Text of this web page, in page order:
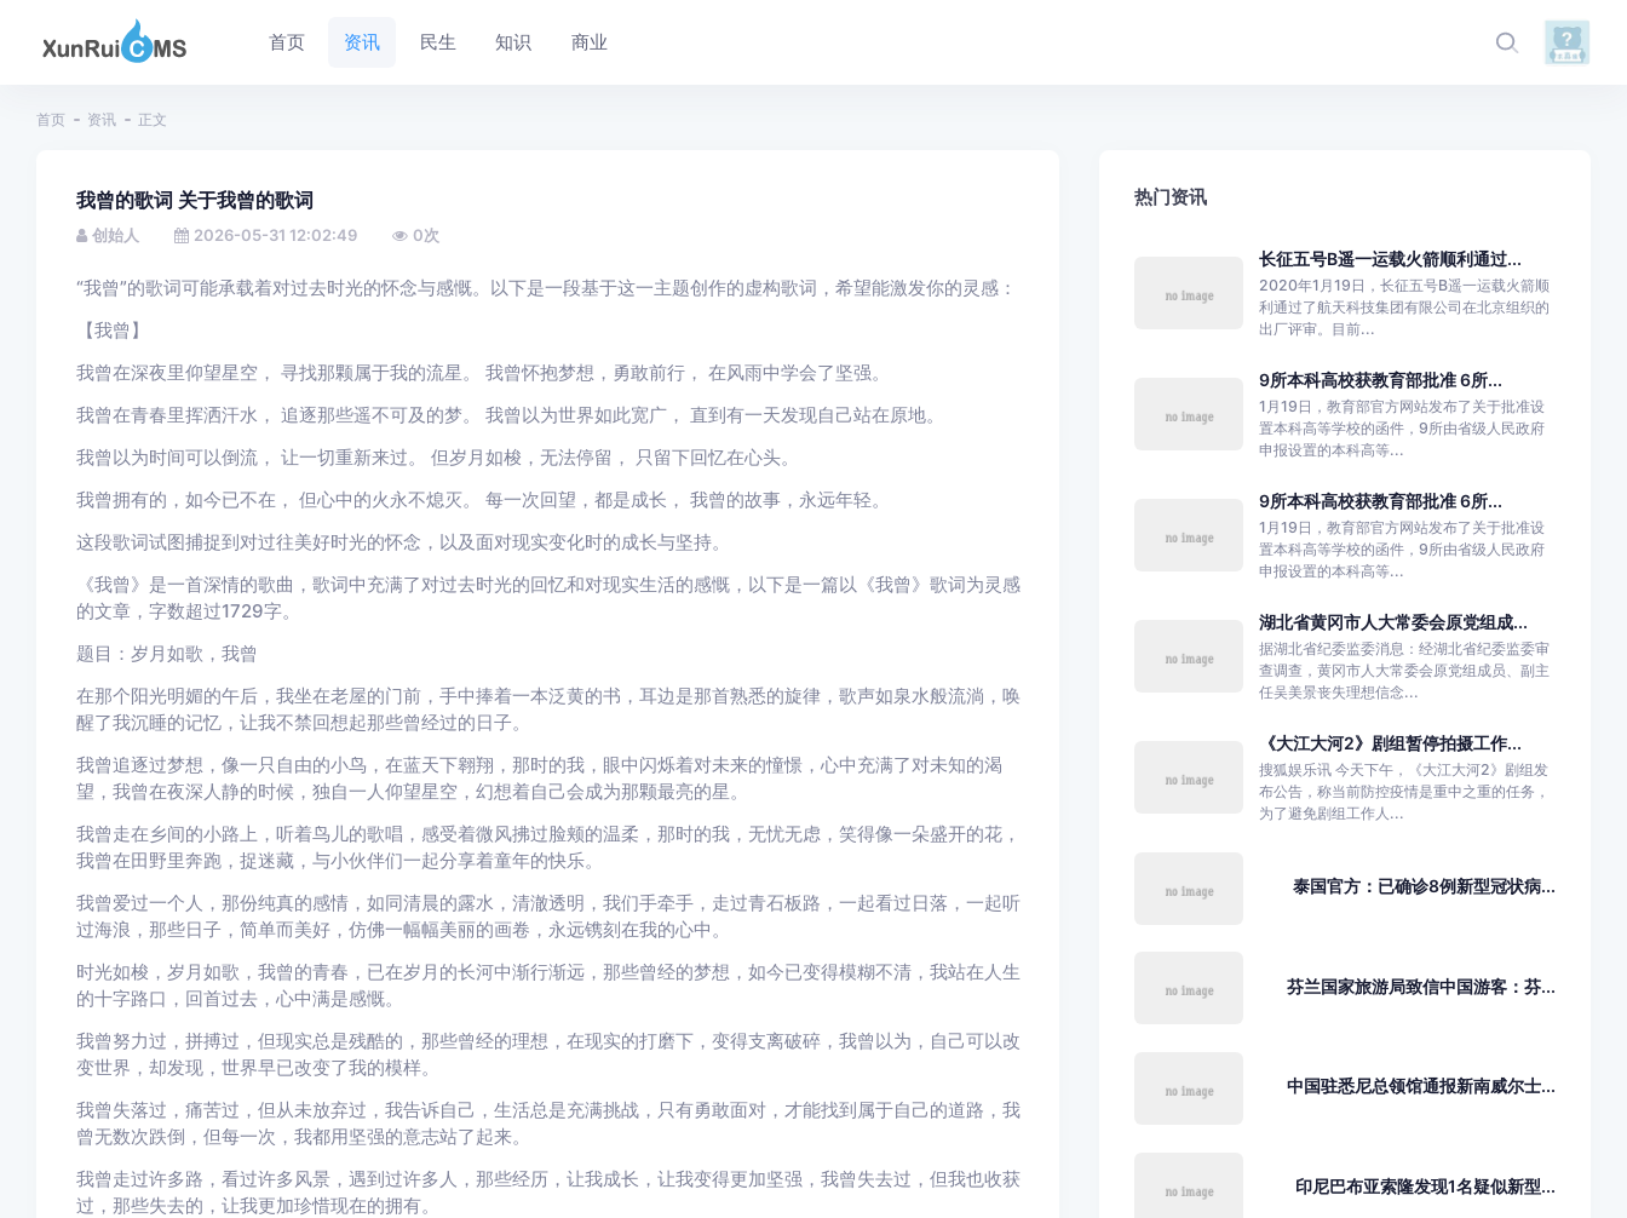
首页 资讯 民生 知识 商业
首页 资讯 正文
我曾的歌词 关于我曾的歌词
创始人 2026-05-31 12:02:49 0次
“我曾”的歌词可能承载着对过去时光的怀念与感慨。以下是一段基于这一主题创作的虚构歌词，希望能激发你的灵感：
【我曾】
我曾在深夜里仰望星空， 寻找那颗属于我的流星。 我曾怀抱梦想，勇敢前行， 在风雨中学会了坚强。
我曾在青春里挥洒汗水， 追逐那些遥不可及的梦。 我曾以为世界如此宽广， 直到有一天发现自己站在原地。
我曾以为时间可以倒流， 让一切重新来过。 但岁月如梭，无法停留， 只留下回忆在心头。
我曾拥有的，如今已不在， 但心中的火永不熄灭。 每一次回望，都是成长， 我曾的故事，永远年轻。
这段歌词试图捕捉到对过往美好时光的怀念，以及面对现实变化时的成长与坚持。
《我曾》是一首深情的歌曲，歌词中充满了对过去时光的回忆和对现实生活的感慨，以下是一篇以《我曾》歌词为灵感
的文章，字数超过1729字。
题目：岁月如歌，我曾
在那个阳光明媚的午后，我坐在老屋的门前，手中捧着一本泛黄的书，耳边是那首熟悉的旋律，歌声如泉水般流淌，唤
醒了我沉睡的记忆，让我不禁回想起那些曾经过的日子。
我曾追逐过梦想，像一只自由的小鸟，在蓝天下翱翔，那时的我，眼中闪烁着对未来的憧憬，心中充满了对未知的渴
望，我曾在夜深人静的时候，独自一人仰望星空，幻想着自己会成为那颗最亮的星。
我曾走在乡间的小路上，听着鸟儿的歌唱，感受着微风拂过脸颊的温柔，那时的我，无忧无虑，笑得像一朵盛开的花，
我曾在田野里奔跑，捉迷藏，与小伙伴们一起分享着童年的快乐。
我曾爱过一个人，那份纯真的感情，如同清晨的露水，清澈透明，我们手牵手，走过青石板路，一起看过日落，一起听
过海浪，那些日子，简单而美好，仿佛一幅幅美丽的画卷，永远镌刻在我的心中。
时光如梭，岁月如歌，我曾的青春，已在岁月的长河中渐行渐远，那些曾经的梦想，如今已变得模糊不清，我站在人生
的十字路口，回首过去，心中满是感慨。
我曾努力过，拼搏过，但现实总是残酷的，那些曾经的理想，在现实的打磨下，变得支离破碎，我曾以为，自己可以改
变世界，却发现，世界早已改变了我的模样。
我曾失落过，痛苦过，但从未放弃过，我告诉自己，生活总是充满挑战，只有勇敢面对，才能找到属于自己的道路，我
曾无数次跌倒，但每一次，我都用坚强的意志站了起来。
我曾走过许多路，看过许多风景，遇到过许多人，那些经历，让我成长，让我变得更加坚强，我曾失去过，但我也收获
过，那些失去的，让我更加珍惜现在的拥有。
热门资讯
长征五号B遥一运载火箭顺利通过...
2020年1月19日，长征五号B遥一运载火箭顺
利通过了航天科技集团有限公司在北京组织的
出厂评审。目前...
9所本科高校获教育部批准 6所...
1月19日，教育部官方网站发布了关于批准设
置本科高等学校的函件，9所由省级人民政府
申报设置的本科高等...
9所本科高校获教育部批准 6所...
1月19日，教育部官方网站发布了关于批准设
置本科高等学校的函件，9所由省级人民政府
申报设置的本科高等...
湖北省黄冈市人大常委会原党组成...
据湖北省纪委监委消息：经湖北省纪委监委审
查调查，黄冈市人大常委会原党组成员、副主
任吴美景丧失理想信念...
《大江大河2》剧组暂停拍摄工作...
搜狐娱乐讯 今天下午，《大江大河2》剧组发
布公告，称当前防控疫情是重中之重的任务，
为了避免剧组工作人...
泰国官方：已确诊8例新型冠状病...
芬兰国家旅游局致信中国游客：芬...
中国驻悉尼总领馆通报新南威尔士...
印尼巴布亚索隆发现1名疑似新型...